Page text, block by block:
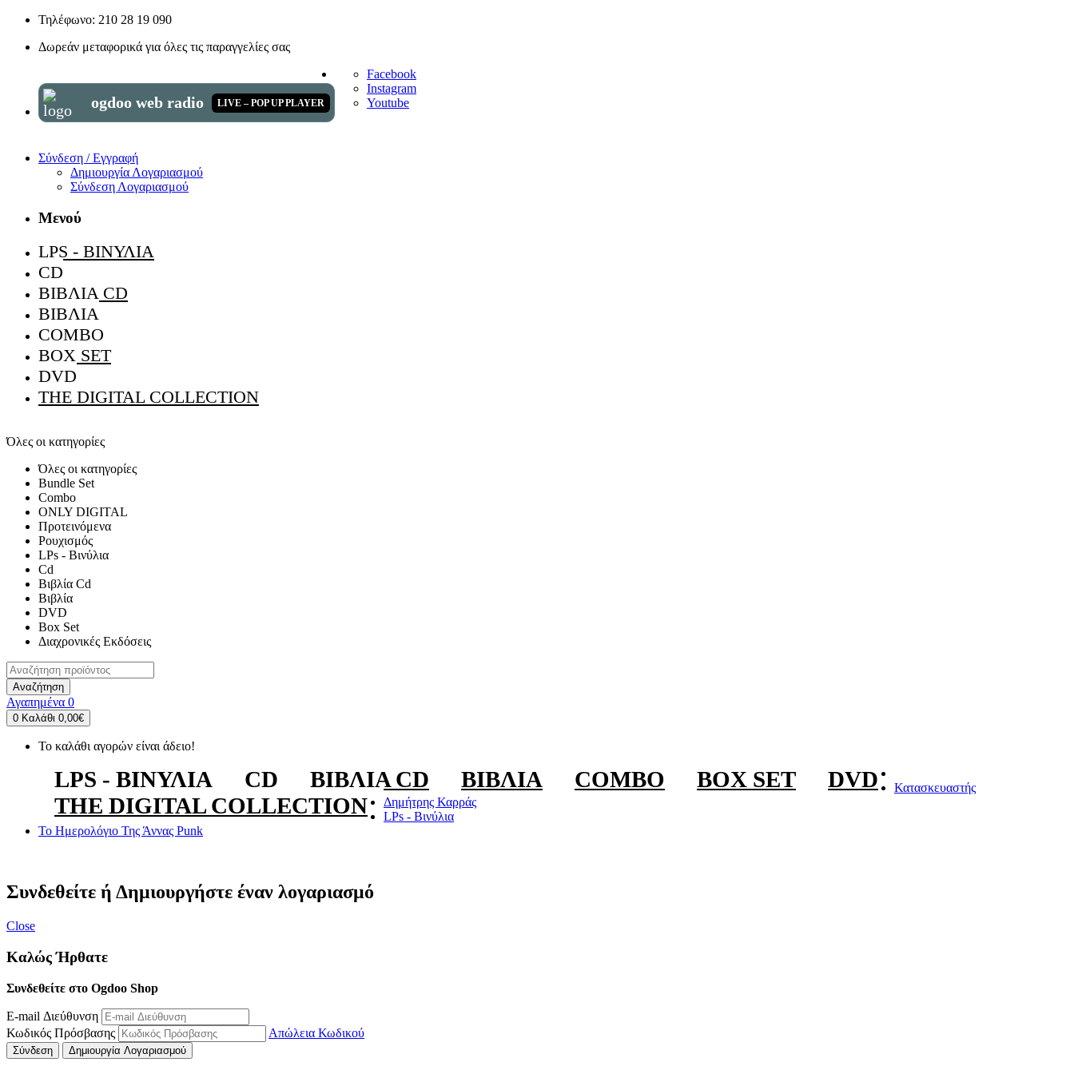
Τηλέφωνο: 210 28 19 090
Δωρεάν μεταφορικά για όλες τις παραγγελίες σας
ogdoo web radio LIVE – POP UP PLAYER
Facebook
Instagram
Youtube
Σύνδεση / Εγγραφή
Δημιουργία Λογαριασμού
Σύνδεση Λογαριασμού
Μενού
LPS - ΒΙΝΎΛΙΑ
CD
ΒΙΒΛΊΑ CD
ΒΙΒΛΊΑ
COMBO
BOX SET
DVD
THE DIGITAL COLLECTION
Όλες οι κατηγορίες
Όλες οι κατηγορίες
Bundle Set
Combo
ONLY DIGITAL
Προτεινόμενα
Ρουχισμός
LPs - Βινύλια
Cd
Βιβλία Cd
Βιβλία
DVD
Box Set
Διαχρονικές Εκδόσεις
Αναζήτηση
Αγαπημένα 0
0 Καλάθι 0,00€
Το καλάθι αγορών είναι άδειο!
LPS - ΒΙΝΎΛΙΑ CD ΒΙΒΛΊΑ CD ΒΙΒΛΊΑ COMBO BOX SET
DVD
THE DIGITAL COLLECTION
Κατασκευαστής
Δημήτρης Καρράς
LPs - Βινύλια
Το Ημερολόγιο Της Άννας Punk
Συνδεθείτε ή Δημιουργήστε έναν λογαριασμό
Close
Καλώς Ήρθατε
Συνδεθείτε στο Ogdoo Shop
E-mail Διεύθυνση
Κωδικός Πρόσβασης
Απώλεια Κωδικού
Σύνδεση Δημιουργία Λογαριασμού